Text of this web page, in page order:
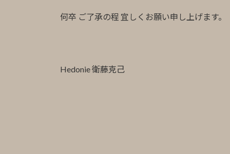
何卒 ご了承の程 宜しくお願い申し上げます。
Hedonie 衛藤克己